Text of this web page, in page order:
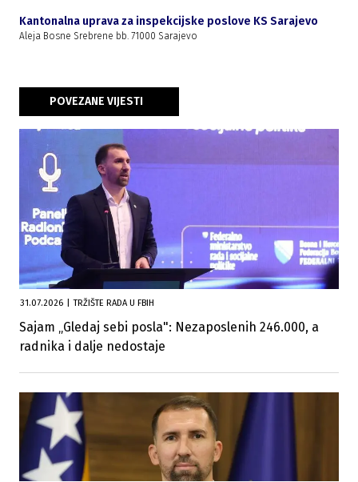
Kantonalna uprava za inspekcijske poslove KS Sarajevo
Aleja Bosne Srebrene bb. 71000 Sarajevo
POVEZANE VIJESTI
31.07.2026 TRŽIŠTE RADA U FBIH
Sajam „Gledaj sebi posla": Nezaposlenih 246.000, a
radnika i dalje nedostaje